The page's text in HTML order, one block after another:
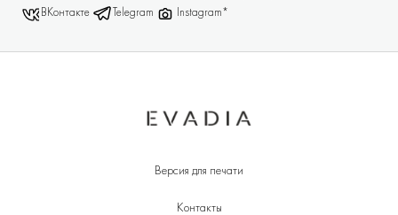
ВКонтакте Telegram Instagram*
Версия для печати
Контакты